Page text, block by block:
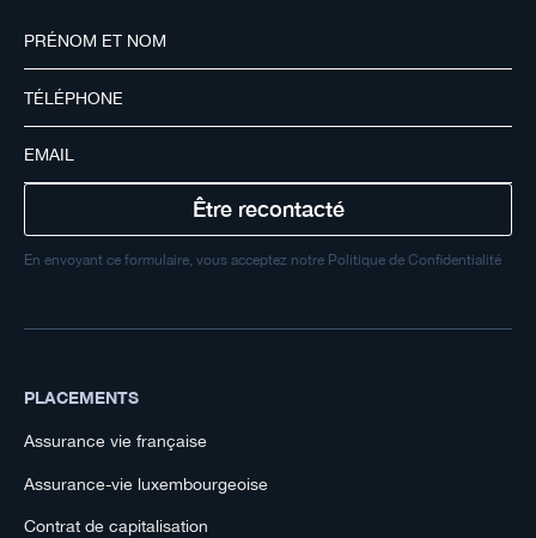
En envoyant ce formulaire, vous acceptez notre Politique de Confidentialité
PLACEMENTS
Assurance vie française
Assurance-vie luxembourgeoise
Contrat de capitalisation